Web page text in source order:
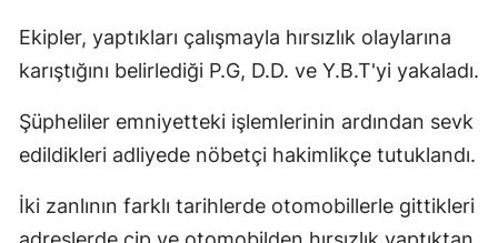
Ekipler, yaptıkları çalışmayla hırsızlık olaylarına
karıştığını belirlediği P.G, D.D. ve Y.B.T'yi yakaladı.
Şüpheliler emniyetteki işlemlerinin ardından sevk
edildikleri adliyede nöbetçi hakimlikçe tutuklandı.
İki zanlının farklı tarihlerde otomobillerle gittikleri